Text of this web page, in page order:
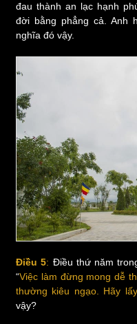
đau thành an lạc hạnh
đời bằng phẳng cả. Anh
nghĩa đó vậy.
Điều 5: Điều thứ năm
“Việc làm đừng mong dễ
thường kiêu ngạo. Hãy
vậy?